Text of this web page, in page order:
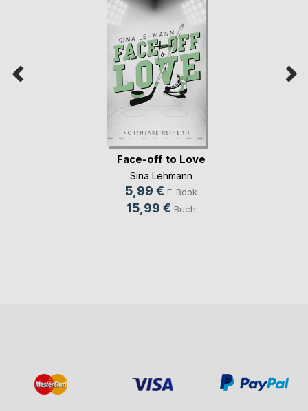
Face-off to Love
Sina Lehmann
5,99 € E-Book
15,99 € Buch